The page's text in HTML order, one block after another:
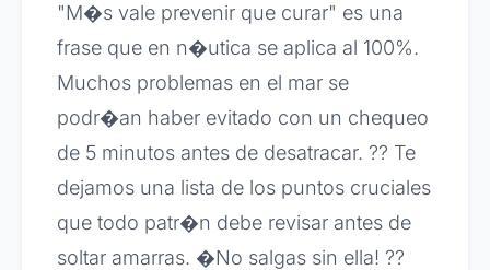
"M�s vale prevenir que curar" es una
frase que en n�utica se aplica al 100%.
Muchos problemas en el mar se
podr�an haber evitado con un chequeo
de 5 minutos antes de desatracar. ?? Te
dejamos una lista de los puntos cruciales
que todo patr�n debe revisar antes de
soltar amarras. �No salgas sin ella! ??